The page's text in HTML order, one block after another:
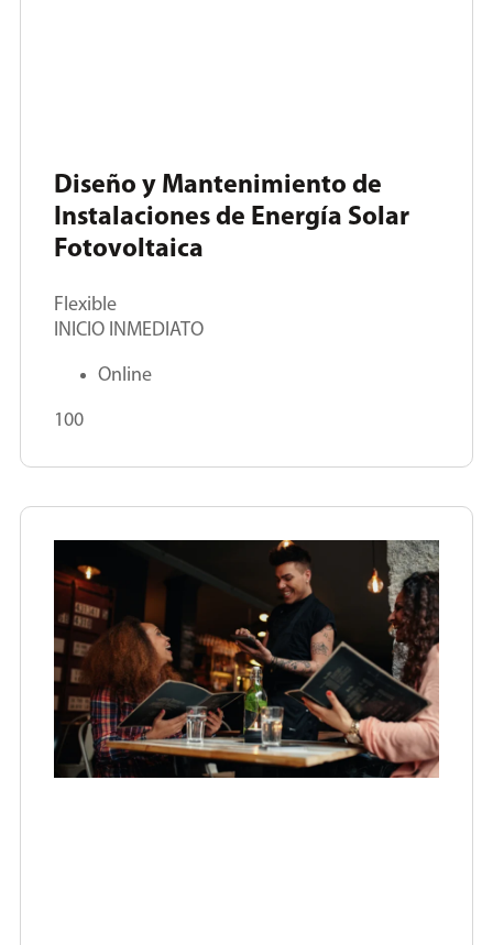
Diseño y Mantenimiento de
Instalaciones de Energía Solar
Fotovoltaica
Flexible
INICIO INMEDIATO
Online
100